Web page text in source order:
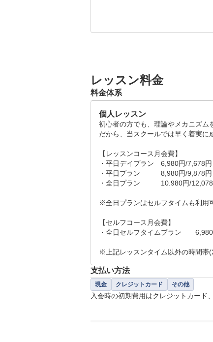
・初心者や女性にもわかりや
か・次のラウンド予定など）
※未経験者大歓迎！「何もわか
11～40分：ゴルフレッスン（
41～50分：体験レッスンの感想
☆スケジュール
土日祝9:00～19:00 休憩14：00
定休日：火・水
レッスン料金
料金体系
個人レッスン
初心者の方でも、理論やメカニズム
だから、当スクールでは早く着実に
【レッスンコース月会費】
・平日デイプラン　6,980円/7,678
・平日プラン　　　8,980円/9,878
・全日プラン　　　10.980円/
※全日プランはセルフタイムも利用
【セルフコース月会費】
・全日セルフタイムプラン　　
※上記レッスンタイム以外の時間帯
支払い方法
現金 クレジットカード その他
入会時の初期費用はクレジットカード